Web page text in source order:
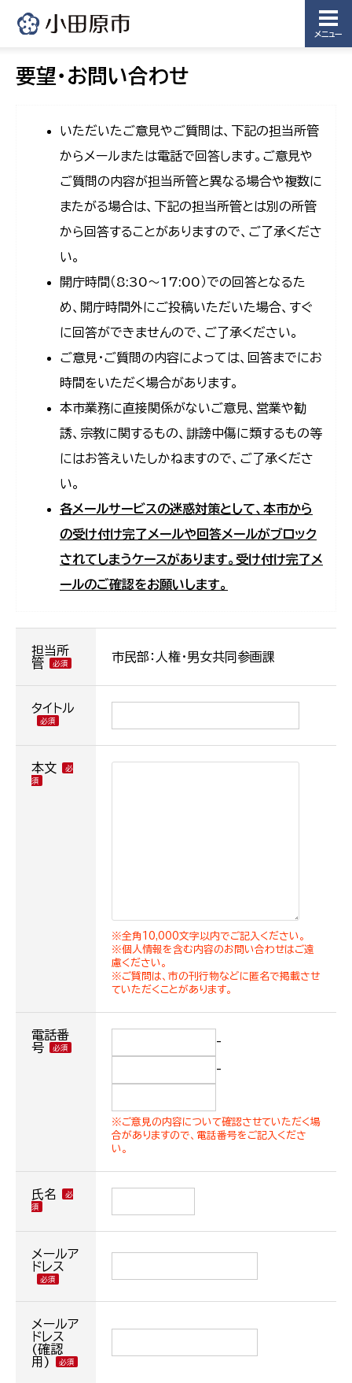
メニュー
要望・お問い合わせ
いただいたご意見やご質問は、下記の担当所管
からメールまたは電話で回答します。ご意見や
ご質問の内容が担当所管と異なる場合や複数に
またがる場合は、下記の担当所管とは別の所管
から回答することがありますので、ご了承くださ
い。
開庁時間（8:30〜17:00）での回答となるた
め、開庁時間外にご投稿いただいた場合、すぐ
に回答ができませんので、ご了承ください。
ご意見・ご質問の内容によっては、回答までにお
時間をいただく場合があります。
本市業務に直接関係がないご意見、営業や勧
誘、宗教に関するもの、誹謗中傷に類するもの等
にはお答えいたしかねますので、ご了承くださ
い。
各メールサービスの迷惑対策として、本市から
の受け付け完了メールや回答メールがブロック
されてしまうケースがあります。受け付け完了メ
ールのご確認をお願いします。
担当所
管
市民部：人権・男女共同参画課
タイトル
本文
※全角10,000文字以内でご記入ください。
※個人情報を含む内容のお問い合わせはご遠
慮ください。
※ご質問は、市の刊行物などに匿名で掲載させ
ていただくことがあります。
電話番
号
-
-
※ご意見の内容について確認させていただく場
合がありますので、電話番号をご記入くださ
い。
氏名
メールア
ドレス
メールア
ドレス
(確認
用)